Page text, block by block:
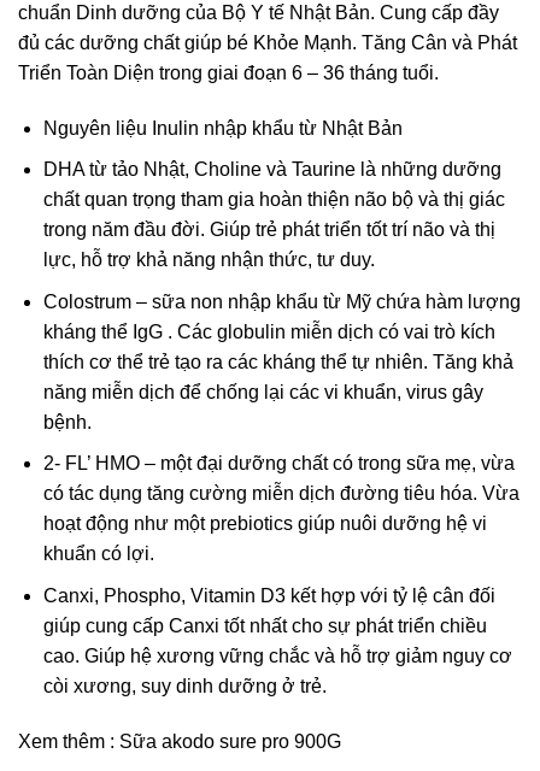
chuẩn Dinh dưỡng của Bộ Y tế Nhật Bản. Cung cấp đầy
đủ các dưỡng chất giúp bé Khỏe Mạnh. Tăng Cân và Phát
Triển Toàn Diện trong giai đoạn 6 – 36 tháng tuổi.
Nguyên liệu Inulin nhập khẩu từ Nhật Bản
DHA từ tảo Nhật, Choline và Taurine là những dưỡng
chất quan trọng tham gia hoàn thiện não bộ và thị giác
trong năm đầu đời. Giúp trẻ phát triển tốt trí não và thị
lực, hỗ trợ khả năng nhận thức, tư duy.
Colostrum – sữa non nhập khẩu từ Mỹ chứa hàm lượng
kháng thể IgG . Các globulin miễn dịch có vai trò kích
thích cơ thể trẻ tạo ra các kháng thể tự nhiên. Tăng khả
năng miễn dịch để chống lại các vi khuẩn, virus gây
bệnh.
2- FL’ HMO – một đại dưỡng chất có trong sữa mẹ, vừa
có tác dụng tăng cường miễn dịch đường tiêu hóa. Vừa
hoạt động như một prebiotics giúp nuôi dưỡng hệ vi
khuẩn có lợi.
Canxi, Phospho, Vitamin D3 kết hợp với tỷ lệ cân đối
giúp cung cấp Canxi tốt nhất cho sự phát triển chiều
cao. Giúp hệ xương vững chắc và hỗ trợ giảm nguy cơ
còi xương, suy dinh dưỡng ở trẻ.
Xem thêm : Sữa akodo sure pro 900G